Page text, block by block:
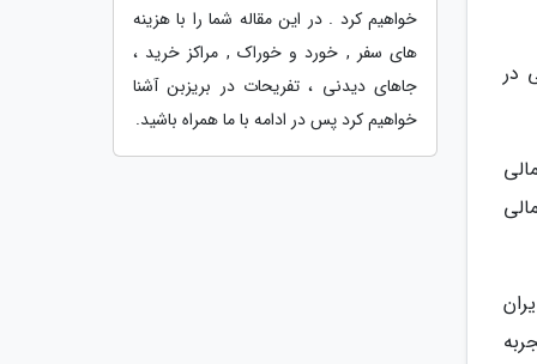
در
تجربه
خواهیم کرد . در این مقاله شما را با هزینه
های سفر , خورد و خوراک , مراکز خرید ،
جاهای دیدنی ، تفریحات در بریزبن آشنا
خواهیم کرد پس در ادامه با ما همراه باشید.